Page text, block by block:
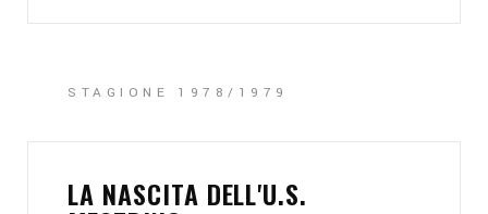
LA NASCITA DELL'U.S.
STAGIONE 1978/1979